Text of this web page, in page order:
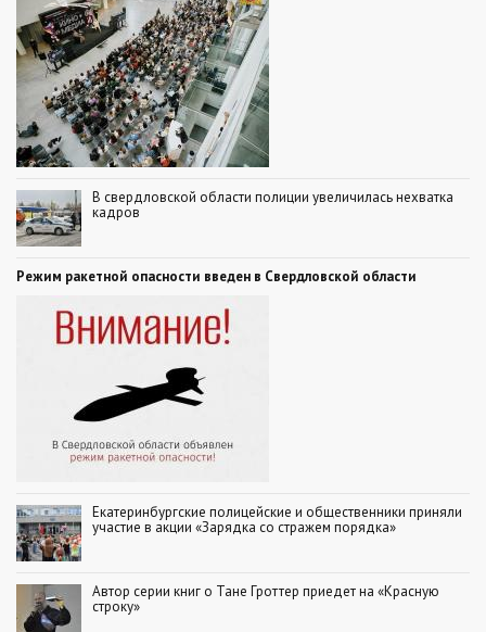
В свердловской области полиции увеличилась нехватка
кадров
Режим ракетной опасности введен в Свердловской области
Екатеринбургские полицейские и общественники приняли
участие в акции «Зарядка со стражем порядка»
Автор серии книг о Тане Гроттер приедет на «Красную
строку»